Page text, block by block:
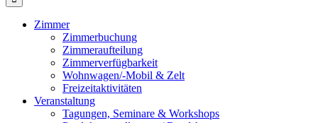
Zimmer
Zimmerbuchung
Zimmeraufteilung
Zimmerverfügbarkeit
Wohnwagen/-Mobil & Zelt
Freizeitaktivitäten
Veranstaltung
Tagungen, Seminare & Workshops